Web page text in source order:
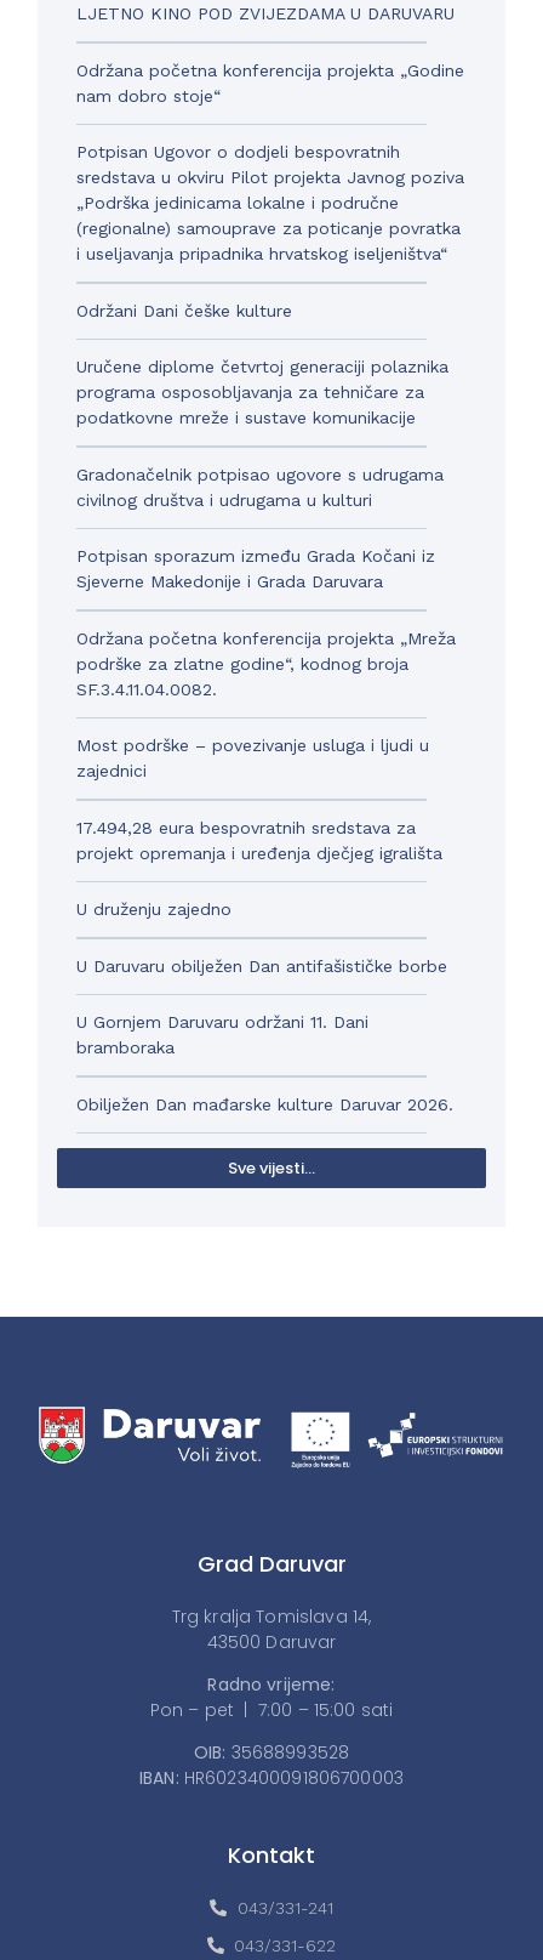
LJETNO KINO POD ZVIJEZDAMA U DARUVARU
Održana početna konferencija projekta „Godine
nam dobro stoje“
Potpisan Ugovor o dodjeli bespovratnih
sredstava u okviru Pilot projekta Javnog poziva
„Podrška jedinicama lokalne i područne
(regionalne) samouprave za poticanje povratka
i useljavanja pripadnika hrvatskog iseljeništva“
Održani Dani češke kulture
Uručene diplome četvrtoj generaciji polaznika
programa osposobljavanja za tehničare za
podatkovne mreže i sustave komunikacije
Gradonačelnik potpisao ugovore s udrugama
civilnog društva i udrugama u kulturi
Potpisan sporazum između Grada Kočani iz
Sjeverne Makedonije i Grada Daruvara
Održana početna konferencija projekta „Mreža
podrške za zlatne godine“, kodnog broja
SF.3.4.11.04.0082.
Most podrške – povezivanje usluga i ljudi u
zajednici
17.494,28 eura bespovratnih sredstava za
projekt opremanja i uređenja dječjeg igrališta
U druženju zajedno
U Daruvaru obilježen Dan antifašističke borbe
U Gornjem Daruvaru održani 11. Dani
bramboraka
Obilježen Dan mađarske kulture Daruvar 2026.
Sve vijesti...
Grad Daruvar
Trg kralja Tomislava 14,
43500 Daruvar
Radno vrijeme:
Pon – pet | 7:00 – 15:00 sati
OIB: 35688993528
IBAN: HR6023400091806700003
Kontakt
043/331-241
043/331-622